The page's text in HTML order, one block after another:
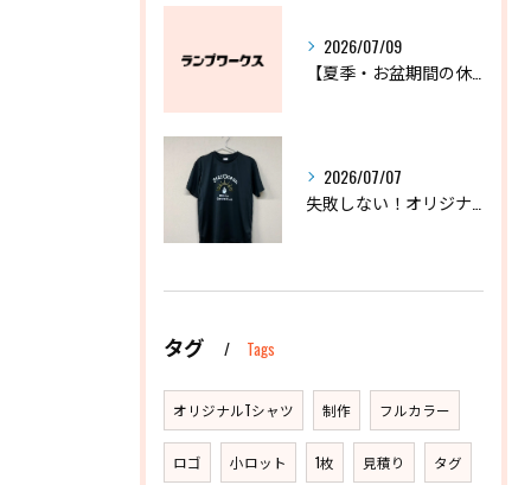
2026/07/09
【夏季・お盆期間の休業に関するお知らせ】
2026/07/07
タグ Tags
オリジナルTシャツ 制作 フルカラー
ロゴ 小ロット 1枚 見積り タグ